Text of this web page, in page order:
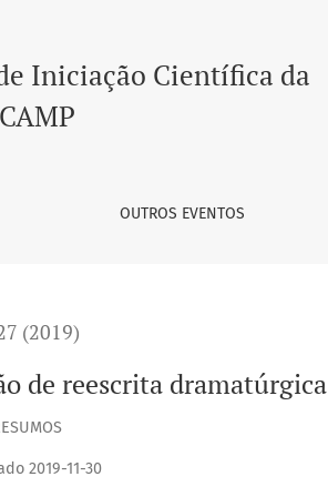
Iniciação Científica da
OUTROS EVENTOS
(2019)
de reescrita dramatúrgica
2019-11-30